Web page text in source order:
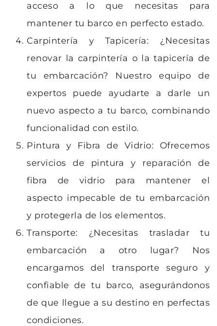
acceso a lo que necesitas para
mantener tu barco en perfecto estado.
Carpintería y Tapicería: ¿Necesitas
renovar la carpintería o la tapicería de
tu embarcación? Nuestro equipo de
expertos puede ayudarte a darle un
nuevo aspecto a tu barco, combinando
funcionalidad con estilo.
Pintura y Fibra de Vidrio: Ofrecemos
servicios de pintura y reparación de
fibra de vidrio para mantener el
aspecto impecable de tu embarcación
y protegerla de los elementos.
Transporte: ¿Necesitas trasladar tu
embarcación a otro lugar? Nos
encargamos del transporte seguro y
confiable de tu barco, asegurándonos
de que llegue a su destino en perfectas
condiciones.